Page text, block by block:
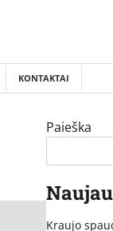
KONTAKTAI
Paieška
Kraujo